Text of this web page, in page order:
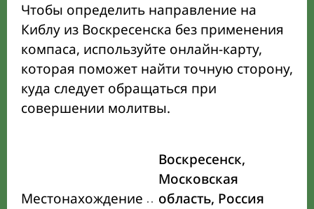
Чтобы определить направление на
Киблу из Воскресенска без применения
компаса, используйте онлайн-карту,
которая поможет найти точную сторону,
куда следует обращаться при
совершении молитвы.
Местонахождение
Воскресенск,
Московская
область, Россия